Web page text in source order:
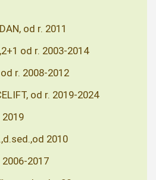
od r. 2011
od r. 2003-2014
r. 2008-2012
od r. 2019-2024
2019
2010
2006-2017